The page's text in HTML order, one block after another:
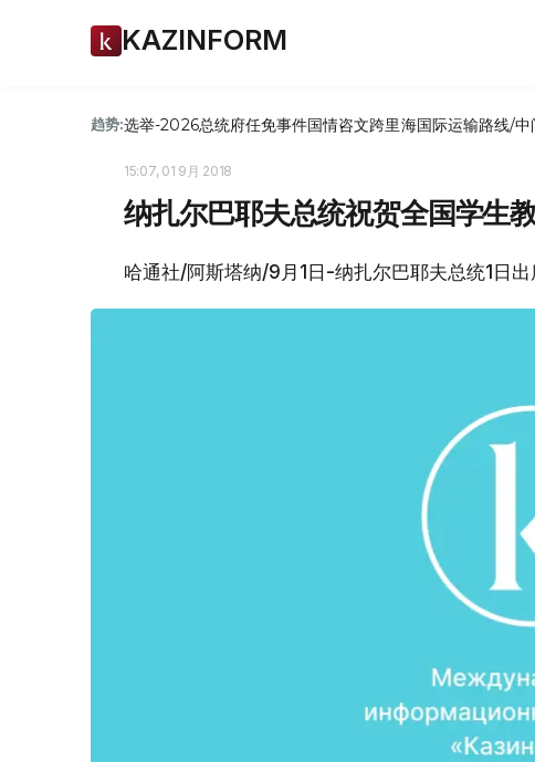
KAZINFORM
趋势:选举-2026总统府任免事件国情咨文跨里海国际运输路线/中
15:07, 01 9月 2018
纳扎尔巴耶夫总统祝贺全国学生
哈通社/阿斯塔纳/9月1日-纳扎尔巴耶夫总统1日